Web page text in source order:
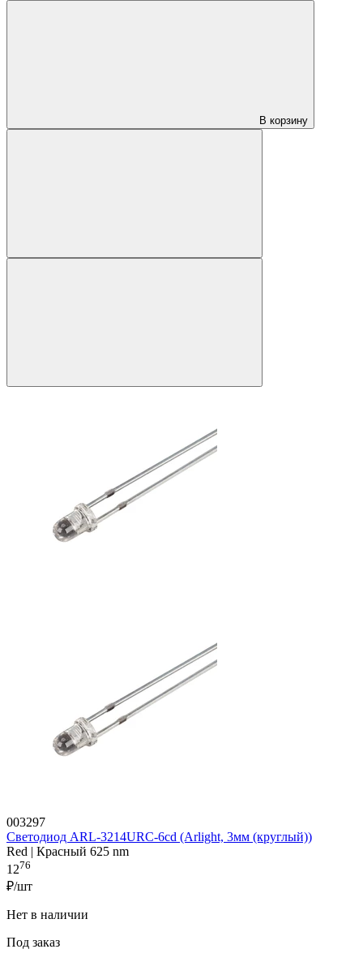
В корзину
003297
Светодиод ARL-3214URC-6cd (Arlight, 3мм (круглый))
Red | Красный 625 nm
1276
₽/шт
Нет в наличии
Под заказ